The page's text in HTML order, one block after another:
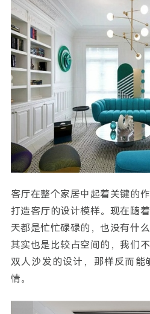
客厅在整个家居中起着关键的
打造客厅的设计模样。现在随
天都是忙忙碌碌的，也没有什
其实也是比较占空间的，我们
双人沙发的设计，那样反而能
情。